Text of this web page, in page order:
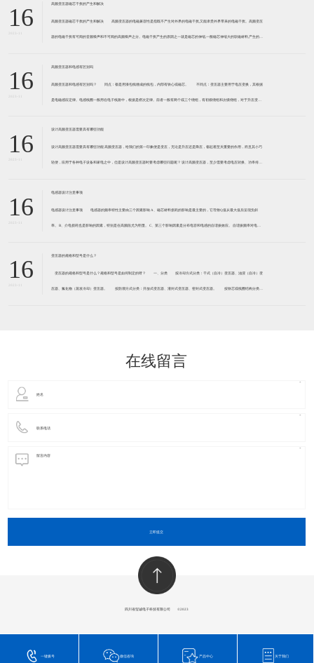
16
高频变压器磁芯干扰的产生和解决
高频变压器磁芯干扰的产生和解决 高频变压器的电磁兼容性是指既不产生对外界的电磁干扰,又能承受外界带来的电磁干扰。高频变压
器的电磁干扰有可闻的音频噪声和不可闻的高频噪声之分。电磁干扰产生的原因之一就是磁芯的伸缩,一般磁芯伸缩大的软磁材料,产生的电
16
高频变压器和电感有区别吗
高频变压器和电感有区别吗？ 同点：都是用漆包线缠成的线包，内部有铁心或磁芯。 不同点：变压器主要用于电压变换，其根据
是电磁感应定律。电感线圈一般用在电子线路中，根据是楞次定律。前者一般有两个或三个绕组，有初级绕组和次级绕组，对于升压变压
16
设计高频变压器需要具有哪些功能
设计高频变压器需要具有哪些功能 高频变压器，给我们的第一印象便是变压，无论是升压还是降压，都起着至关重要的作用，而且其小巧
轻便，应用于各种电子设备和家电之中，但是设计高频变压器时要考虑哪些问题呢？ 设计高频变压器，至少需要考虑电压转换、功率传输
16
电感器设计注意事项
电感器设计注意事项 电感器的频率特性主要由三个因素影响 A、磁芯材料损耗的影响是最主要的，它导致Q值从最大值后呈现负斜
率。 B、介电损耗也是影响的因素，特别是在高频段尤为明显。 C、第三个影响因素是分布电容和电感的自谐振效应。 自谐振频率对电感
16
变压器的规格和型号是什么？
变压器的规格和型号是什么？规格和型号是如何制定的呀？ 一、分类 按冷却方式分类：干式（自冷）变压器、油浸（自冷）变
压器、氟化物（蒸发冷却）变压器。 按防潮方式分类：开放式变压器、灌封式变压器、密封式变压器。 按铁芯或线圈结构分类：
在线留言
立即提交
四川省玺诚电子科技有限公司 ​©2023
一键拨号 微信咨询 产品中心 关于我们